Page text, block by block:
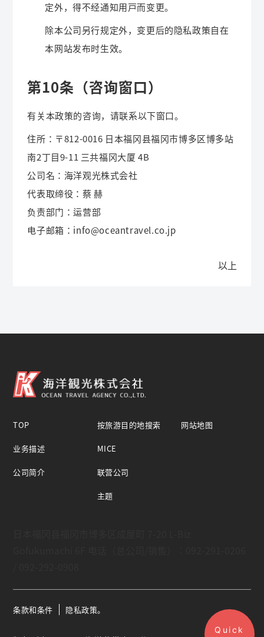
Quick
定外，得不经通知用户而变更。
除本公司另行规定外，变更后的隐私政策自在
本网站发布时生效。
第10条（咨询窗口）
有关本政策的咨询，请联系以下窗口。
住所：〒812-0016 日本福冈县福冈市博多区博多站
南2丁目9-11 三共福冈大厦 4B
公司名：海洋观光株式会社
代表取缔役：蔡 赫
负责部门：运营部
电子邮箱：info@oceantravel.co.jp
以上
TOP
业务描述
公司简介
按旅游目的地搜索
MICE
联营公司
主题
网站地图
条款和条件 隐私政策。